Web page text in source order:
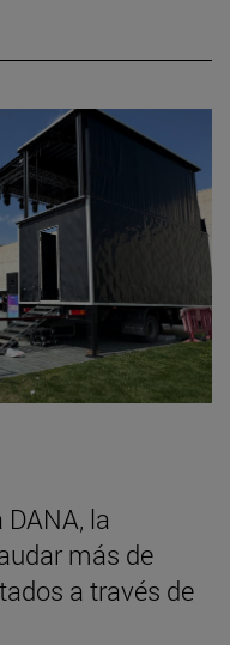
la
más de
a través de